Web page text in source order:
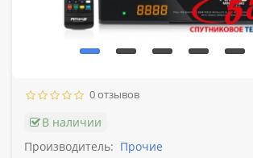
0 отзывов
В наличии
Производитель: Прочие